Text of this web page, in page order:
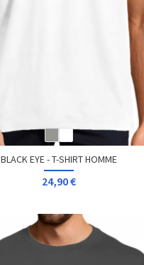
BLACK EYE - T-SHIRT HOMME
24,90 €